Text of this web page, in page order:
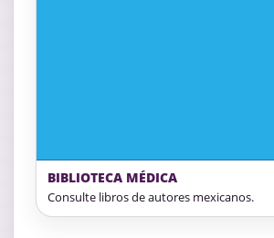
BIBLIOTECA MÉDICA
Consulte libros de autores mexicanos.